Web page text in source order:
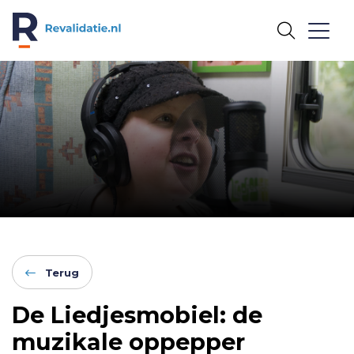
REVALIDATIE.NL
Terug
De Liedjesmobiel: de
muzikale oppepper